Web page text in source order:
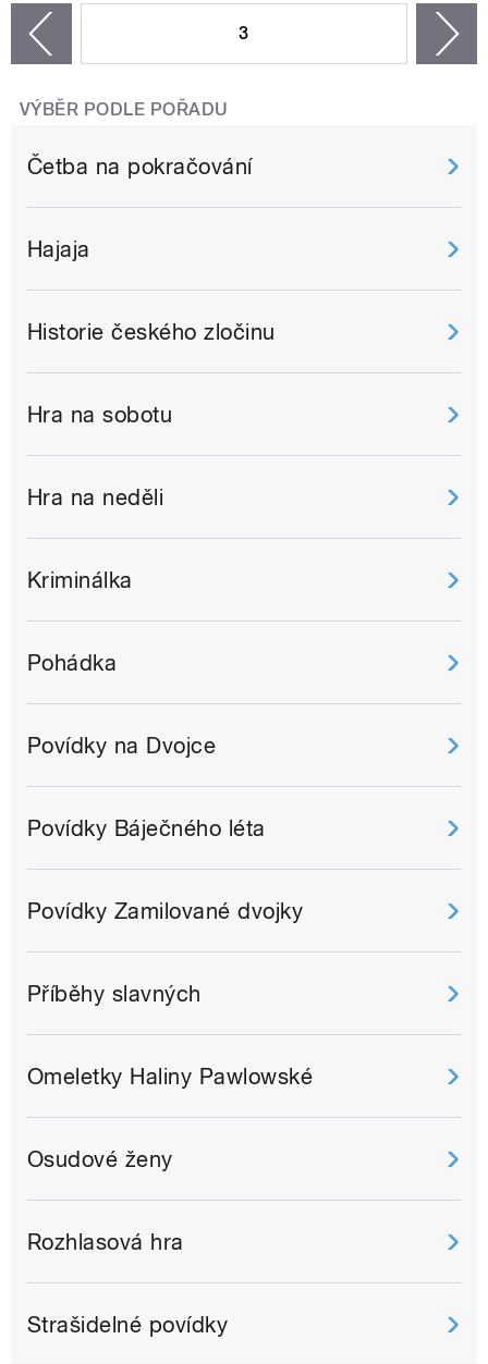
3
VÝBĚR PODLE POŘADU
Četba na pokračování
Hajaja
Historie českého zločinu
Hra na sobotu
Hra na neděli
Kriminálka
Pohádka
Povídky na Dvojce
Povídky Báječného léta
Povídky Zamilované dvojky
Příběhy slavných
Omeletky Haliny Pawlowské
Osudové ženy
Rozhlasová hra
Strašidelné povídky